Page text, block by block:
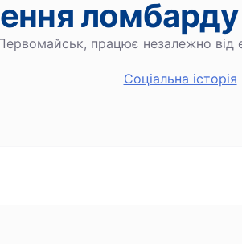
працює незалежно від
Cоціальна історія